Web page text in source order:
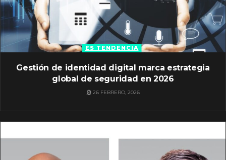
ES TENDENCIA
Gestión de identidad digital marca estrategia
global de seguridad en 2026
26 FEBRERO, 2026